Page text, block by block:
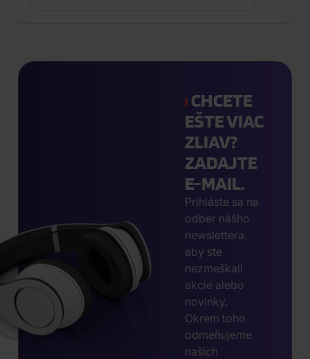
CHCETE
EŠTE VIAC
ZLIAV?
ZADAJTE
E-MAIL.
Prihláste sa na
odber nášho
newslettera,
aby ste
nezmeškali
akcie alebo
novinky.
Okrem toho
odmeňujeme
našich